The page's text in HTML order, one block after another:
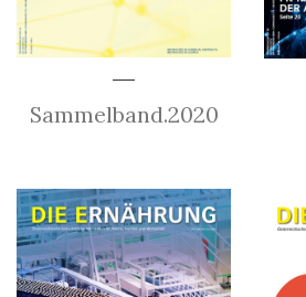
Sammelband.2020